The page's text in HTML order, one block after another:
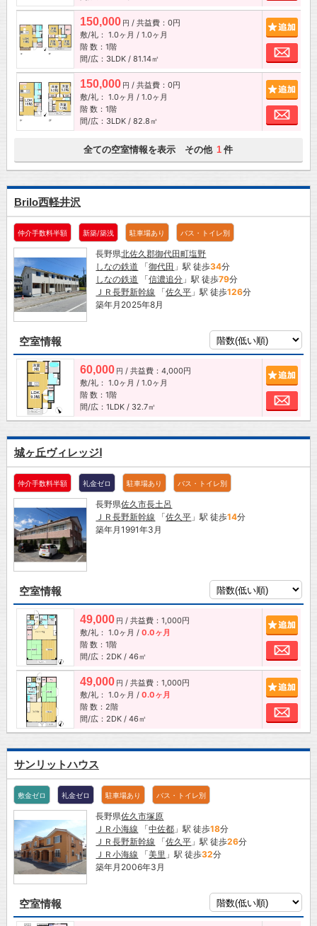
150,000 円 / 共益費：0円
敷/礼： 1.0ヶ月 / 1.0ヶ月
階 数：1階
間/広：3LDK / 81.14㎡
お
150,000 円 / 共益費：0円
敷/礼： 1.0ヶ月 / 1.0ヶ月
階 数：1階
間/広：3LDK / 82.8㎡
お
全ての空室情報を表示 その他 1 件
Brilo西軽井沢
仲介手数料半額 新築/築浅 駐車場あり バス・トイレ別
長野県北佐久郡御代田町塩野
しなの鉄道 「御代田 」駅 徒歩34分
しなの鉄道 「信濃追分 」駅 徒歩79分
ＪＲ長野新幹線 「佐久平 」駅 徒歩126分
築年月2025年8月
空室情報
60,000 円 / 共益費：4,000円
敷/礼： 1.0ヶ月 / 1.0ヶ月
階 数：1階
間/広：1LDK / 32.7㎡
お
城ヶ丘ヴィレッジⅠ
仲介手数料半額 礼金ゼロ 駐車場あり バス・トイレ別
長野県佐久市長土呂
ＪＲ長野新幹線 「佐久平 」駅 徒歩14分
築年月1991年3月
空室情報
49,000 円 / 共益費：1,000円
敷/礼： 1.0ヶ月 / 0.0ヶ月
階 数：1階
間/広：2DK / 46㎡
お
49,000 円 / 共益費：1,000円
敷/礼： 1.0ヶ月 / 0.0ヶ月
階 数：2階
間/広：2DK / 46㎡
お
サンリットハウス
敷金ゼロ 礼金ゼロ 駐車場あり バス・トイレ別
長野県佐久市塚原
ＪＲ小海線 「中佐都 」駅 徒歩18分
ＪＲ長野新幹線 「佐久平 」駅 徒歩26分
ＪＲ小海線 「美里 」駅 徒歩32分
築年月2006年3月
空室情報